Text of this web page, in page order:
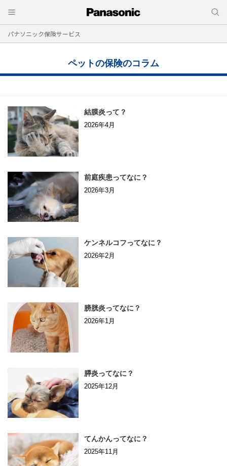
パナソニック保険サービス
ペットの保険のコラム
結膜炎って？
2026年4月
前庭疾患ってなに？
2026年3月
ケンネルコフってなに？
2026年2月
膀胱炎ってなに？
2026年1月
膵炎ってなに？
2025年12月
てんかんってなに？
2025年11月